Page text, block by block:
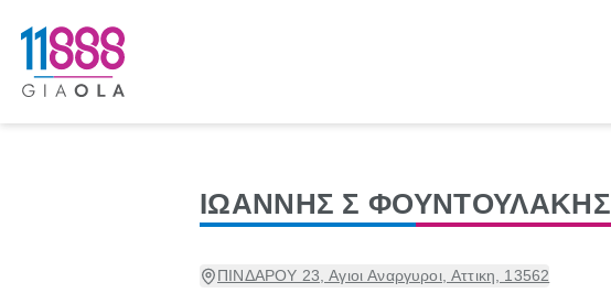
ΙΩΑΝΝΗΣ Σ ΦΟΥΝΤΟΥΛΑΚΗΣ
ΠΙΝΔΑΡΟΥ 23, Αγιοι Αναργυροι, Αττικη, 13562